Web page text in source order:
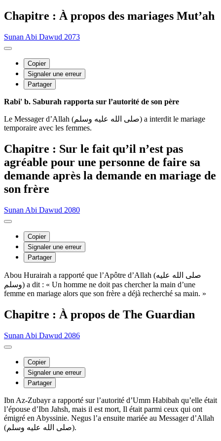
Chapitre : À propos des mariages Mut’ah
Sunan Abi Dawud 2073
Copier
Signaler une erreur
Partager
Rabi' b. Saburah rapporta sur l’autorité de son père
Le Messager d’Allah (صلى الله عليه وسلم) a interdit le mariage
temporaire avec les femmes.
Chapitre : Sur le fait qu’il n’est pas
agréable pour une personne de faire sa
demande après la demande en mariage de
son frère
Sunan Abi Dawud 2080
Copier
Signaler une erreur
Partager
Abou Hurairah a rapporté que l’Apôtre d’Allah (صلى الله عليه
وسلم) a dit : « Un homme ne doit pas chercher la main d’une
femme en mariage alors que son frère a déjà recherché sa main. »
Chapitre : À propos de The Guardian
Sunan Abi Dawud 2086
Copier
Signaler une erreur
Partager
Ibn Az-Zubayr a rapporté sur l’autorité d’Umm Habibah qu’elle était
l’épouse d’Ibn Jahsh, mais il est mort, Il était parmi ceux qui ont
émigré en Abyssinie. Negus l’a ensuite mariée au Messager d’Allah
(صلى الله عليه وسلم).